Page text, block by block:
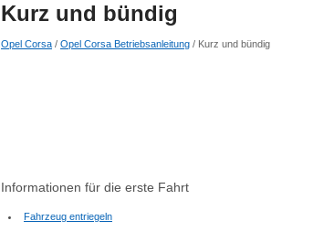
Kurz und bündig
Opel Corsa / Opel Corsa Betriebsanleitung / Kurz und bündig
Informationen für die erste Fahrt
Fahrzeug entriegeln